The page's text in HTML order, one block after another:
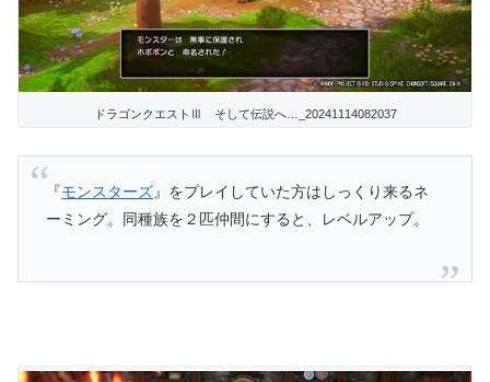
ドラゴンクエストⅢ そして伝説へ…_20241114082037
『モンスターズ』をプレイしていた方はしっくり来るネ
ーミング。同種族を２匹仲間にすると、レベルアップ。